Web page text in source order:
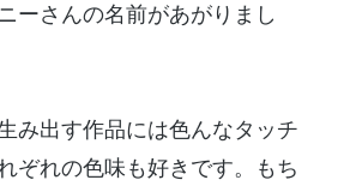
ーさんの名前があがりまし
み出す作品には色んなタッチ
ぞれの色味も好きです。もち